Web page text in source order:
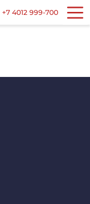
+7 4012 999-700